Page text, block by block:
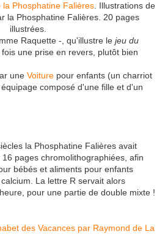
la Phosphatine Falières . Illustrations de
la Phosphatine Falières. 20 pages
illustrées.
Raquette -, qu'illustre le jeu du
une prise en revers, plutôt bien
une Voiture pour enfants (un charriot
composé d'une fille et d'un
la Phosphatine Falières avait
pages chromolithographiées, afin
bébés et aliments pour enfants
La lettre R servait alors
pour une partie de double mixte !
des Vacances par Raymond de La